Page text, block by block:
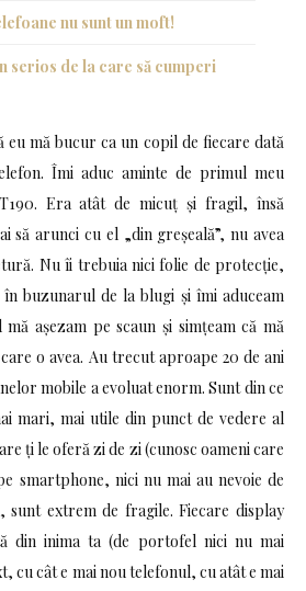
nu sunt un moft!
serios de la care să cumperi
eu mă bucur ca un copil de fiecare dată
Îmi aduc aminte de primul meu
Era atât de micuț și fragil, însă
să arunci cu el „din greșeală”, nu avea
Nu îi trebuia nici folie de protecție,
în buzunarul de la blugi și îmi aduceam
așezam pe scaun și simțeam că mă
o avea. Au trecut aproape 20 de ani
mobile a evoluat enorm. Sunt din ce
mari, mai utile din punct de vedere al
ți le oferă zi de zi (cunosc oameni care
smartphone, nici nu mai au nevoie de
sunt extrem de fragile. Fiecare display
din inima ta (de portofel nici nu mai
cu cât e mai nou telefonul, cu atât e mai